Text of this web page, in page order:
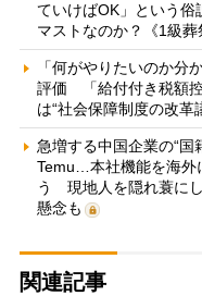
ていけばOK」という俗
マストなのか？《1級葬
「何がやりたいのか分
評価 「給付付き税額
は“社会保障制度の改革
急増する中国企業の“国
Temu…本社機能を海外
う 現地人を隠れ蓑に
懸念も
関連記事